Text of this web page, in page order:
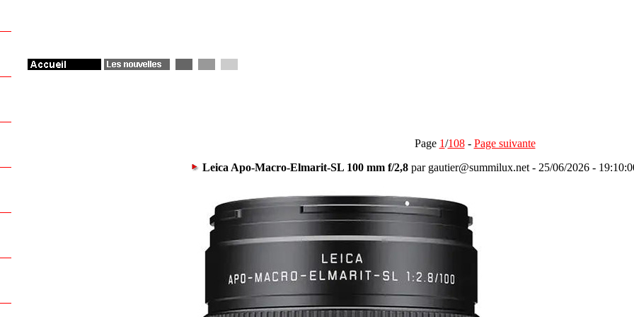
Page 1/108- Page suivante
Leica Apo-Macro-Elmarit-SL 100 mm f/2,8 par gautier@summilux.net - 25/06/2026 -